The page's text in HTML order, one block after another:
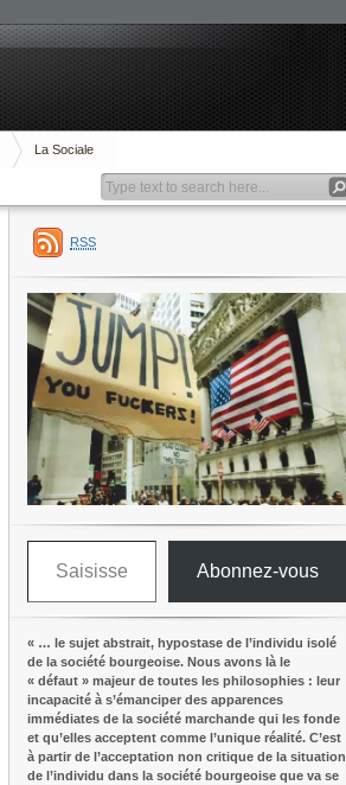
La Sociale
RSS
Saisissez votre adresse e-mail…
Abonnez-vous
« … le sujet abstrait, hypostase de l’individu isolé
de la société bourgeoise. Nous avons là le
« défaut » majeur de toutes les philosophies : leur
incapacité à s’émanciper des apparences
immédiates de la société marchande qui les fonde
et qu’elles acceptent comme l’unique réalité. C’est
à partir de l’acceptation non critique de la situation
de l’individu dans la société bourgeoise que va se